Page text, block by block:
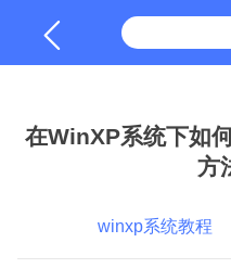
在WinXP系统下如
方
winxp系统教程